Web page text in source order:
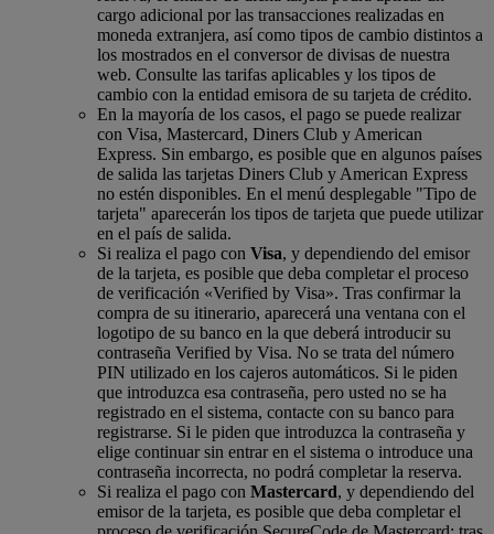
cargo adicional por las transacciones realizadas en
moneda extranjera, así como tipos de cambio distintos a
los mostrados en el conversor de divisas de nuestra
web. Consulte las tarifas aplicables y los tipos de
cambio con la entidad emisora de su tarjeta de crédito.
En la mayoría de los casos, el pago se puede realizar
con Visa, Mastercard, Diners Club y American
Express. Sin embargo, es posible que en algunos países
de salida las tarjetas Diners Club y American Express
no estén disponibles. En el menú desplegable "Tipo de
tarjeta" aparecerán los tipos de tarjeta que puede utilizar
en el país de salida.
Si realiza el pago con Visa, y dependiendo del emisor
de la tarjeta, es posible que deba completar el proceso
de verificación «Verified by Visa». Tras confirmar la
compra de su itinerario, aparecerá una ventana con el
logotipo de su banco en la que deberá introducir su
contraseña Verified by Visa. No se trata del número
PIN utilizado en los cajeros automáticos. Si le piden
que introduzca esa contraseña, pero usted no se ha
registrado en el sistema, contacte con su banco para
registrarse. Si le piden que introduzca la contraseña y
elige continuar sin entrar en el sistema o introduce una
contraseña incorrecta, no podrá completar la reserva.
Si realiza el pago con Mastercard, y dependiendo del
emisor de la tarjeta, es posible que deba completar el